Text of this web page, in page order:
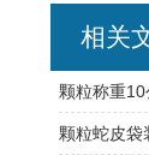
相关
颗粒称重
颗粒蛇皮袋